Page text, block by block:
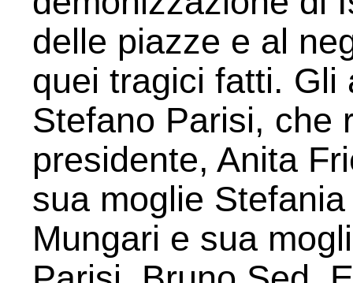
delle piazze e al
quei tragici fatti. Gli
Stefano Parisi, che
presidente, Anita
sua moglie
Mungari e sua